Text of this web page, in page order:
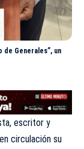
Generales”, un
escritor y
circulación su